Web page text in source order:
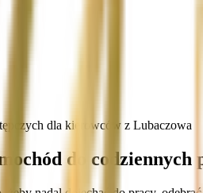
dla kierowców z Lubaczowa
do